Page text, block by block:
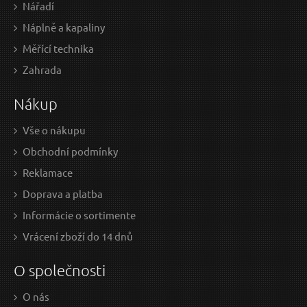
0.45 EUR bez DPH
Skladem
Nářadí
Náplně a kapaliny
Měřící technika
Zahrada
Nákup
Vše o nákupu
Obchodní podmínky
Reklamace
Doprava a platba
Informácie o sortimente
Vrácení zboží do 14 dnů
O společnosti
O nás